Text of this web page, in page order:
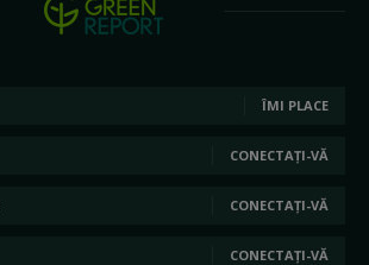
ÎMI PLACE
CONECTAȚI-VĂ
CONECTAȚI-VĂ
CONECTAȚI-VĂ